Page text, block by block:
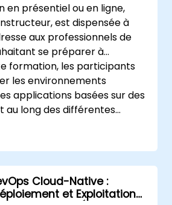
en présentiel ou en ligne,
est dispensée à
aux professionnels de
se préparer à
formation, les participants
les environnements
applications basées sur des
au long des différentes
et exécution.
Cloud-Native :
et Exploitation